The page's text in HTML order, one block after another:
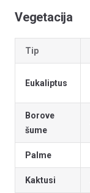
Vegetacija
Tip
Eukaliptus
Borove
šume
Palme
Kaktusi